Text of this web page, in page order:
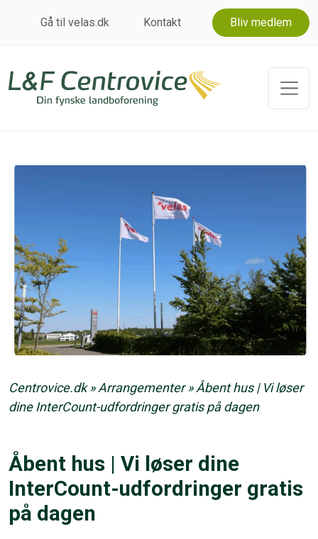
Gå til velas.dk Kontakt Bliv medlem
Centrovice.dk»Arrangementer»Åbent hus | Vi løser
dine InterCount-udfordringer gratis på dagen
Åbent hus | Vi løser dine
InterCount-udfordringer gratis
på dagen